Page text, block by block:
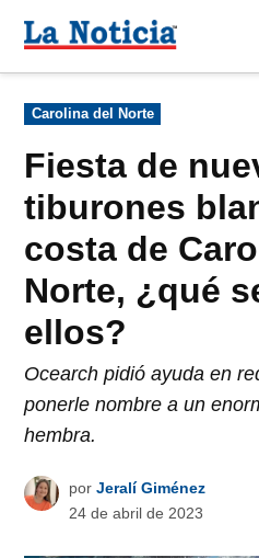
Para mantenerte
contenido
Publicado
en
Carolina del Norte
Fiesta de
tiburones
costa de
Norte, ¿qué
ellos?
Ocearch pidió ayuda en
ponerle nombre a un
hembra.
por Jeralí Giménez
24 de abril de 2023